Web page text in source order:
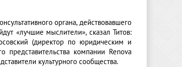
органа, действовавшего
«лучшие мыслители», сказал Титов:
(директор по юридическим и
компании Renova
культурного сообщества.